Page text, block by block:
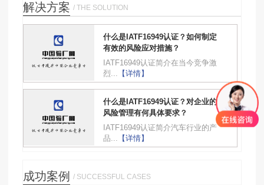
解决方案 / THE SOLUTION
什么是IATF16949认证？如何制定
有效的风险应对措施？
IATF16949认证简介在当今竞争激
烈...
【详情】
什么是IATF16949认证？对企业的
风险管理有何具体要求？
IATF16949认证简介汽车行业的产
品...
【详情】
成功案例 / SUCCESSFUL CASES